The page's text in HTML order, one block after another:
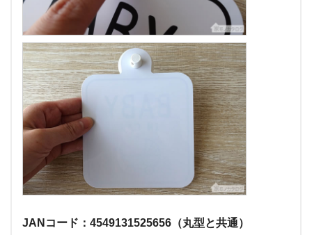
JANコード：4549131525656（丸型と共通）